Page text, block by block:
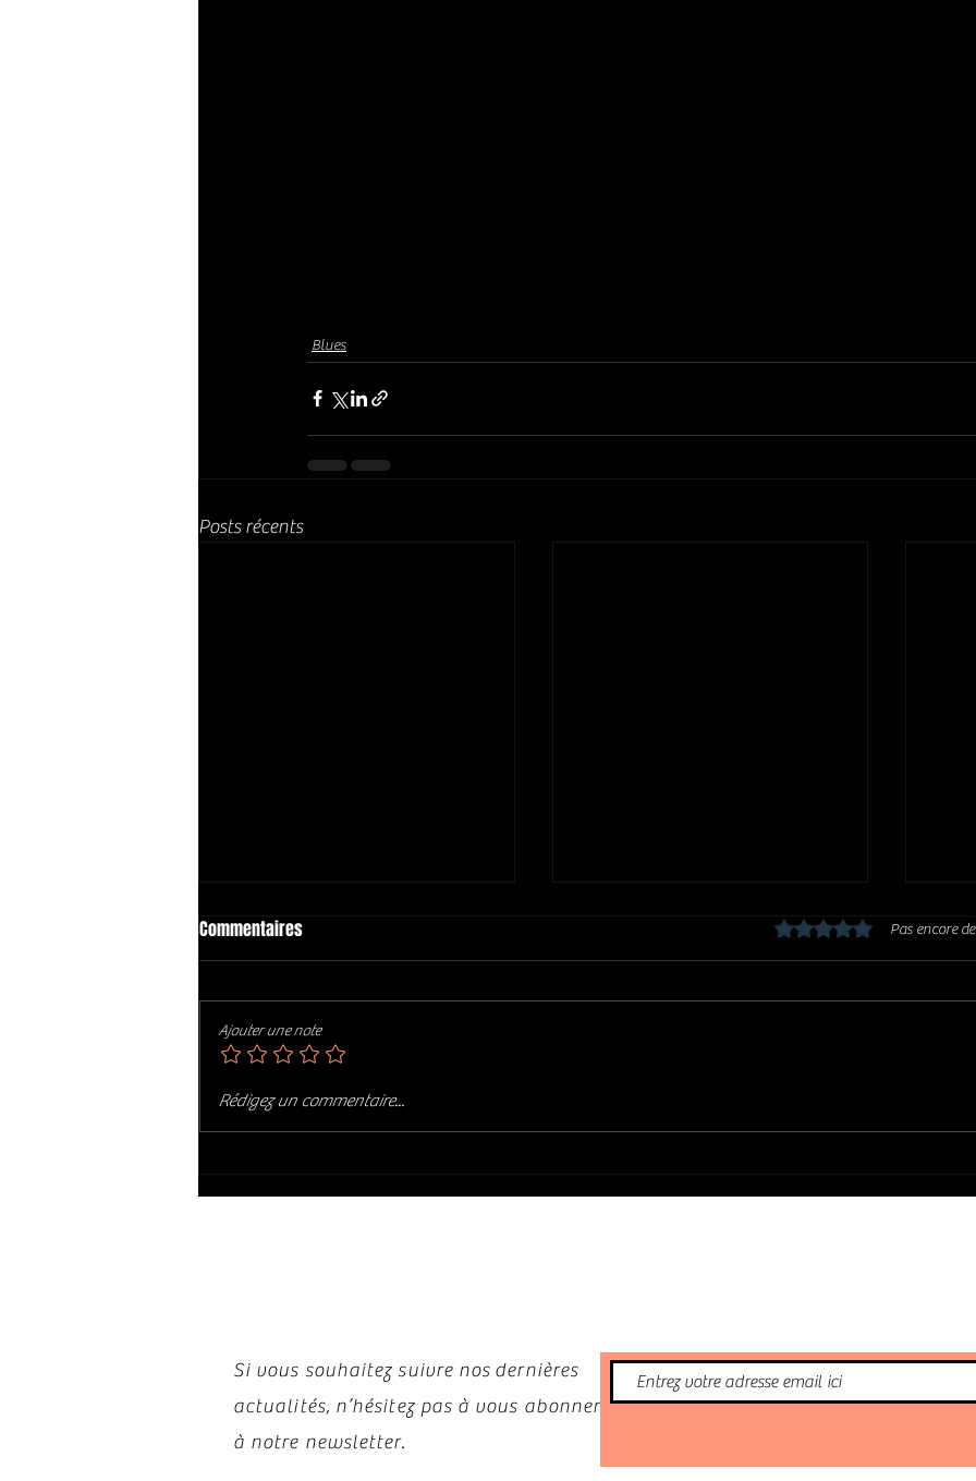
Blues
Posts récents
HOWARD AND THE WHITE BOYS :
ROSA'S LOUNGE (2014)
SESSION 1982 & LIVE 1985
Commentaires Noté 0 étoile sur 5.Pas encore
Ajouter une note
Rédigez un commentaire...
Si vous souhaitez suivre nos dernières
actualités, n’hésitez pas à vous abonner
à notre newsletter.